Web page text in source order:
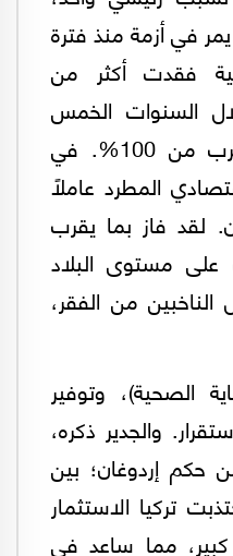
في أزمة منذ فترة
فقدت أكثر من
السنوات الخمس
الماضية، والتضخم يقترب من 100%. في
المطرد عاملاً
لقد فاز بما يقرب
على مستوى البلاد
من الفقر،
الصحية)، وتوفير
والجدير ذكره،
حكم إردوغان؛ بين
و2013؛ اجتذبت تركيا الاستثمار
كبير، مما ساعد في